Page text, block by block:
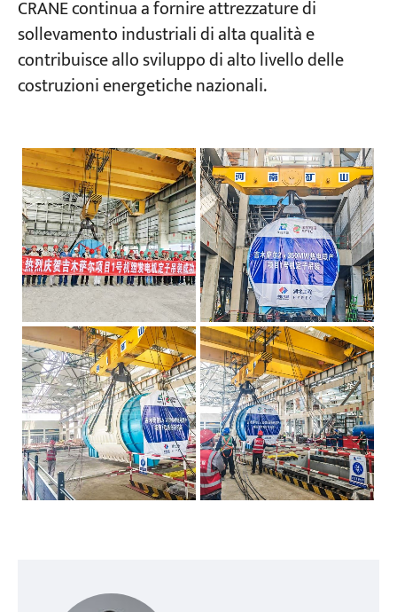
CRANE continua a fornire attrezzature di
sollevamento industriali di alta qualità e
contribuisce allo sviluppo di alto livello delle
costruzioni energetiche nazionali.